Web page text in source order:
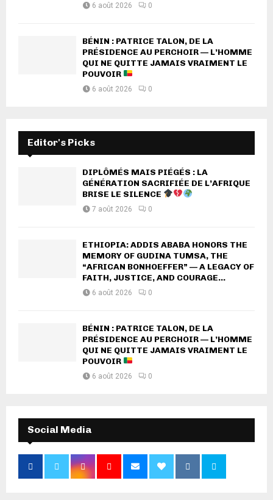
6 août 2026 0
BÉNIN : PATRICE TALON, DE LA
PRÉSIDENCE AU PERCHOIR — L’HOMME
QUI NE QUITTE JAMAIS VRAIMENT LE
POUVOIR
6 août 2026 0
Editor's Picks
DIPLÔMÉS MAIS PIÉGÉS : LA
GÉNÉRATION SACRIFIÉE DE L’AFRIQUE
BRISE LE SILENCE
7 août 2026 0
ETHIOPIA: ADDIS ABABA HONORS THE
MEMORY OF GUDINA TUMSA, THE
“AFRICAN BONHOEFFER” — A LEGACY OF
FAITH, JUSTICE, AND COURAGE...
6 août 2026 0
BÉNIN : PATRICE TALON, DE LA
PRÉSIDENCE AU PERCHOIR — L’HOMME
QUI NE QUITTE JAMAIS VRAIMENT LE
POUVOIR
6 août 2026 0
Social Media